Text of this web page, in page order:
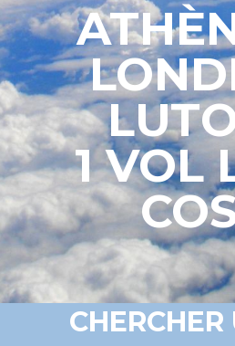
1 VOL